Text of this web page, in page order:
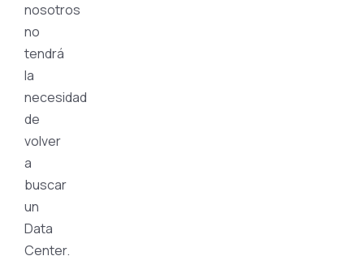
nosotros
no
tendrá
la
necesidad
de
volver
a
buscar
un
Data
Center.